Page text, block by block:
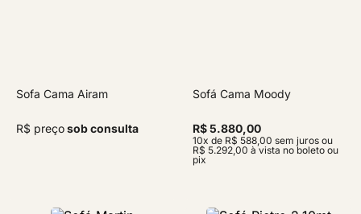
Sofa Cama Airam
R$ preçosob consulta
Sofá Cama Moody
R$ 5.880,00
10x de R$ 588,00 sem juros ou
R$ 5.292,00 à vista no boleto ou
pix